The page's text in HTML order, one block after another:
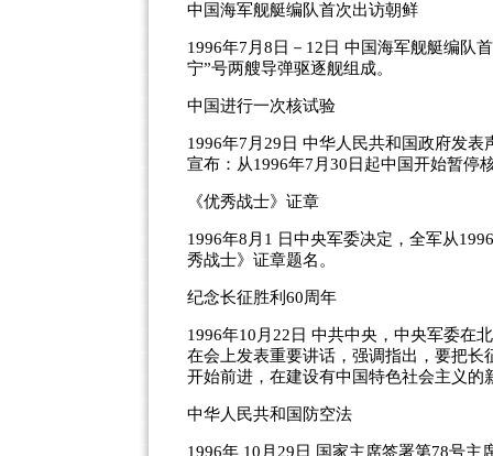
中国海军舰艇编队首次出访朝鲜
1996年7月8日－12日 中国海军舰艇编队
宁”号两艘导弹驱逐舰组成。
中国进行一次核试验
1996年7月29日 中华人民共和国政府发
宣布：从1996年7月30日起中国开始暂停
《优秀战士》证章
1996年8月1 日中央军委决定，全军从
秀战士》证章题名。
纪念长征胜利60周年
1996年10月22日 中共中央，中央军委在
在会上发表重要讲话，强调指出，要把
开始前进，在建设有中国特色社会主义的
中华人民共和国防空法
1996年 10月29日 国家主席签署第78号